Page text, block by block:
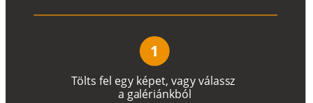
Tölts fel egy képet, vagyválassz
a galériánkból
1